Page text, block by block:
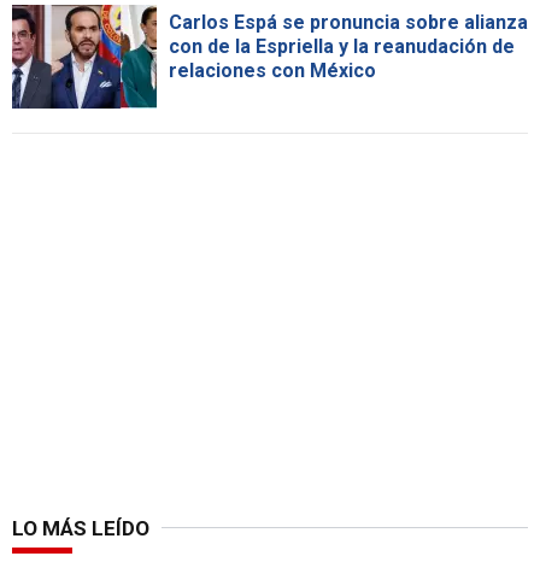
Carlos Espá se pronuncia sobre alianza
con de la Espriella y la reanudación de
relaciones con México
LO MÁS LEÍDO